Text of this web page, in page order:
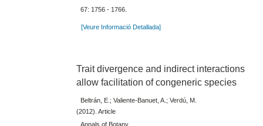
67: 1756 - 1766.
[Veure Informació Detallada]
Trait divergence and indirect interactions
allow facilitation of congeneric species
Beltrán, E.; Valiente-Banuet, A.; Verdú, M.
(2012). Article
Annals of Botany.